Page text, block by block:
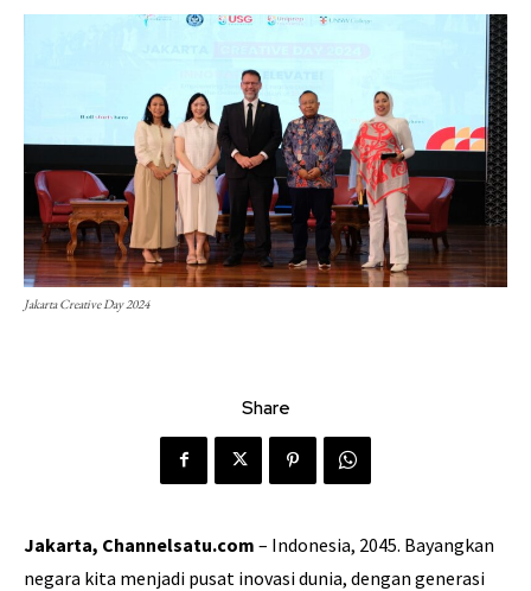
Jakarta Creative Day 2024
Share
Jakarta, Channelsatu.com – Indonesia, 2045. Bayangkan
negara kita menjadi pusat inovasi dunia, dengan generasi